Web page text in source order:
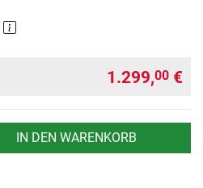
1.299,00 €
IN DEN WARENKORB